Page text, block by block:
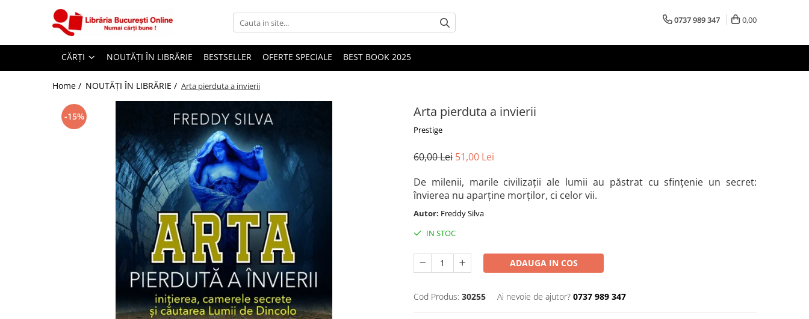
Artă și Enciclopedii
Beletristică
Business și Economie
Cărți pentru copii
0737 989 347 0,00
CĂRȚI NOUTĂȚI ÎN LIBRĂRIE BESTSELLER OFERTE SPECIALE BEST BOOK 2025
Home / NOUTĂȚI ÎN LIBRĂRIE / Arta pierduta a invierii
Arta pierduta a invierii
Prestige
-15%
60,00 Lei 51,00 Lei
De milenii, marile civilizații ale lumii au păstrat cu sfințenie un secret:
învierea nu aparține morților, ci celor vii.
Autor: Freddy Silva
IN STOC
ADAUGA IN COS
Cod Produs: 30255 Ai nevoie de ajutor? 0737 989 347